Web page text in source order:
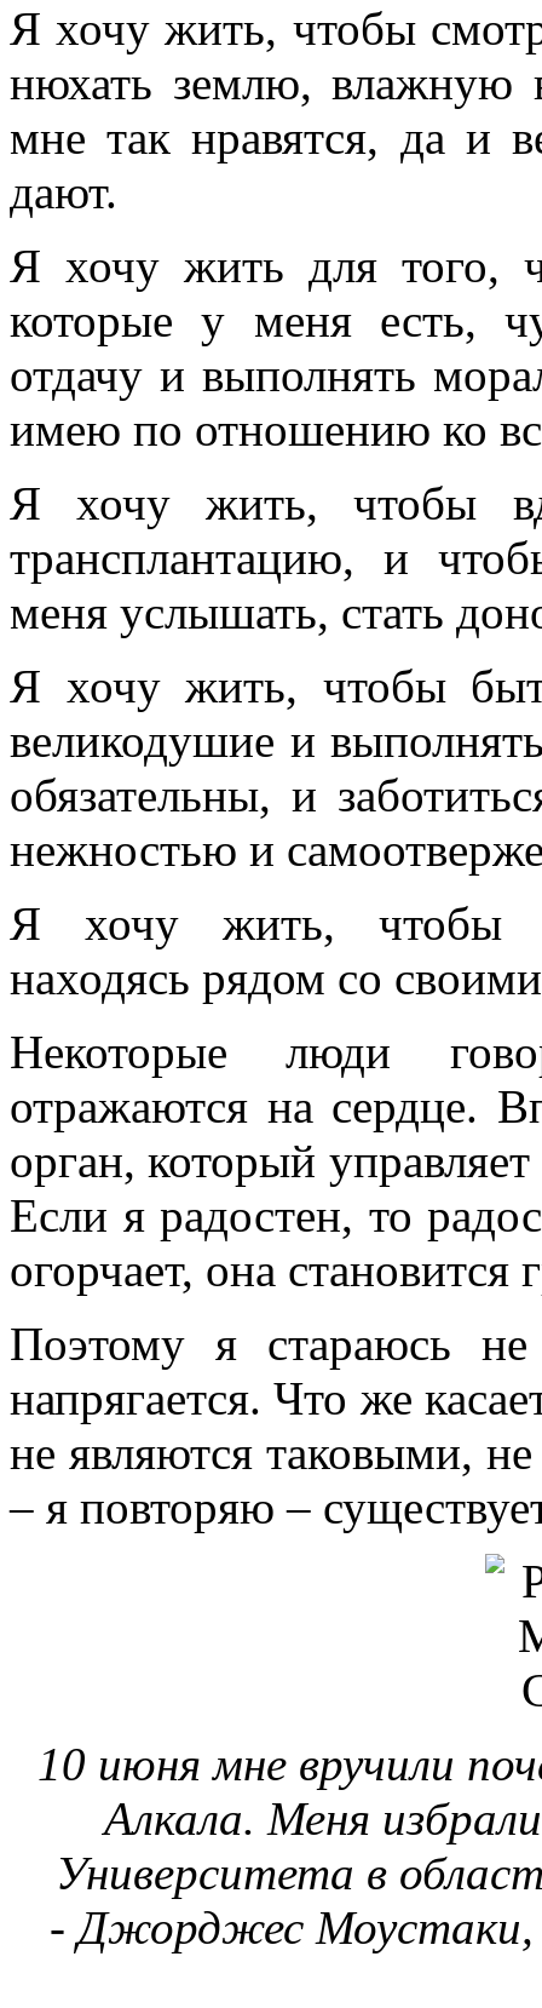
Я хочу жить, чтобы
нюхать землю, влажную
мне так нравятся, да и
дают.
Я хочу жить для того,
которые у меня есть,
отдачу и выполнять
имею по отношению ко
Я хочу жить, чтобы
трансплантацию, и
меня услышать, стать
Я хочу жить, чтобы
великодушие и
обязательны, и
нежностью и
Я хочу жить, чтобы
находясь рядом со
Некоторые люди
отражаются на сердце.
орган, который
Если я радостен, то
огорчает, она становится
Поэтому я стараюсь
напрягается. Что же
не являются таковыми,
– я повторяю –
10 июня мне вручили
Алкала. Меня
Университета в
- Джорджес